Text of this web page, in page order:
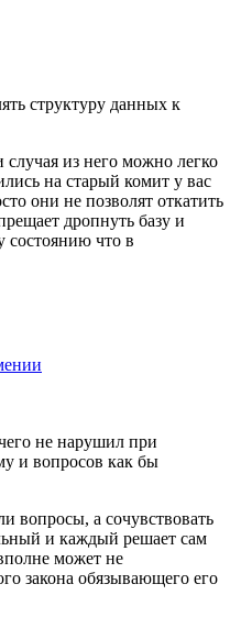
структуру данных к
случая из него можно легко
на старый комит у вас
они не позволят откатить
дропнуть базу и
состоянию что в
не нарушил при
и вопросов как бы
вопросы, а сочувствовать
и каждый решает сам
может не
закона обязывающего его